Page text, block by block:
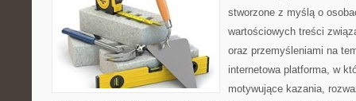
stworzone z myślą o
wartościowych treści
oraz przemyśleniami na
internetowa platforma, w
motywujące kazania,